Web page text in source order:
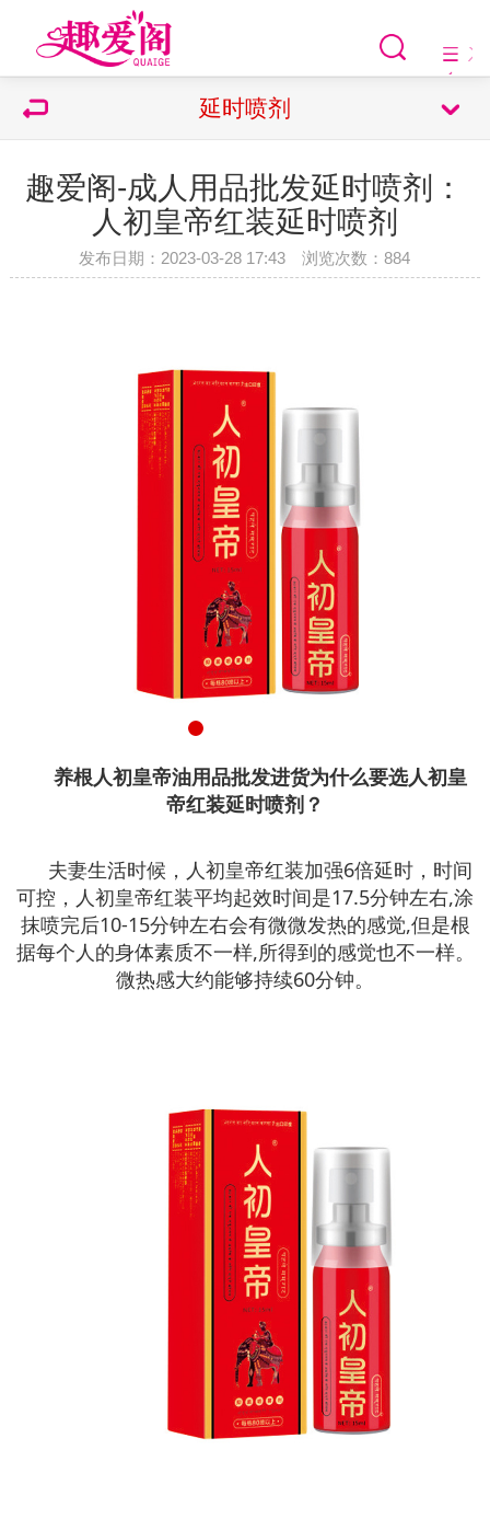
延时喷剂
趣爱阁-成人用品批发延时喷剂：
人初皇帝红装延时喷剂
发布日期：2023-03-28 17:43 浏览次数：884
养根人初皇帝油用品批发进货为什么要选人初皇
帝红装延时喷剂？
夫妻生活时候，人初皇帝红装加强6倍延时，时间
可控，人初皇帝红装平均起效时间是17.5分钟左右,涂
抹喷完后10-15分钟左右会有微微发热的感觉,但是根
据每个人的身体素质不一样,所得到的感觉也不一样。
微热感大约能够持续60分钟。